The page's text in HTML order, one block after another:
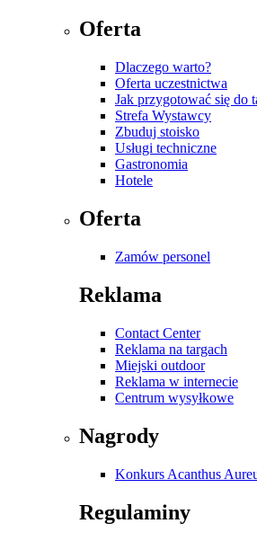
Oferta
Dlaczego warto?
Oferta uczestnictwa
Jak przygotować się do
Strefa Wystawcy
Zbuduj stoisko
Usługi techniczne
Gastronomia
Hotele
Oferta
Zamów personel
Reklama
Contact Center
Reklama na targach
Miejski outdoor
Reklama w internecie
Centrum wysyłkowe
Nagrody
Konkurs Acanthus
Regulaminy